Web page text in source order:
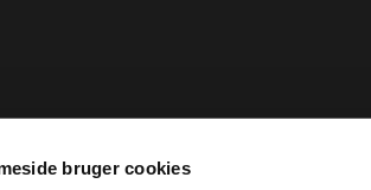
bruger cookies